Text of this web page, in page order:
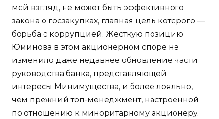
мой взгляд, не может быть эффективного
закона о госзакупках, главная цель которого —
борьба с коррупцией. Жесткую позицию
Юминова в этом акционерном споре не
изменило даже недавнее обновление части
руководства банка, представляющей
интересы Минимущества, и более лояльно,
чем прежний топ-менеджмент, настроенной
по отношению к миноритарному акционеру.